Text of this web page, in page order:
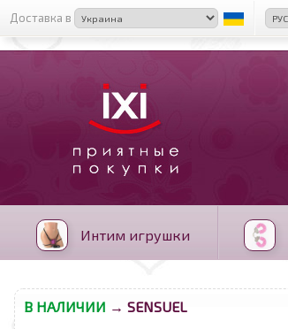
Доставка в
Интим игрушки
В НАЛИЧИИ → SENSUEL